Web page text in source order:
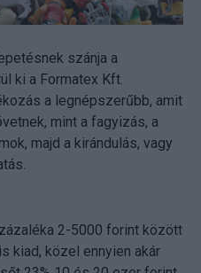
szánja a
ki a Formatex Kft.
a legnépszerűbb, amit
mint a fagyizás, a
majd a kirándulás, vagy
2-5000 forint között
kiad, közel ennyien akár